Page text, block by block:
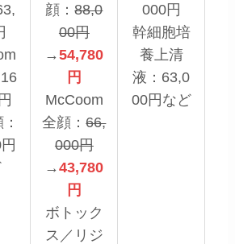
顔：88,0
00円
→54,780
円
McCoom
全顔：66,
000円
→43,780
円
ボトック
ス／リジ
000円
幹細胞培
養上清
液：63,0
00円など